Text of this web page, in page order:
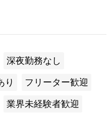
深夜勤務なし
り フリーター歓迎
業界未経験者歓迎